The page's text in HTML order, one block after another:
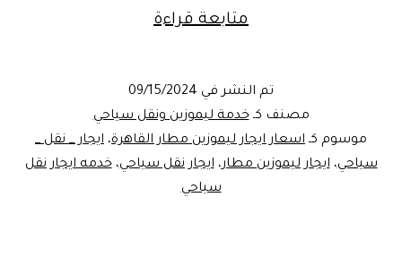
متابعة قراءةافضل
شركة
ليموزين
للرحلات
والنقل
تم النشر في 09/15/2024
مصنف كـخدمة ليموزين ونقل سياحي
موسوم كـ اسعار ايجار ليموزين مطار القاهرة، ايجار _ نقل _
سياحي،ايجار ليموزين مطار،ايجار نقل سياحي،خدمه ايجار نقل
سياحي